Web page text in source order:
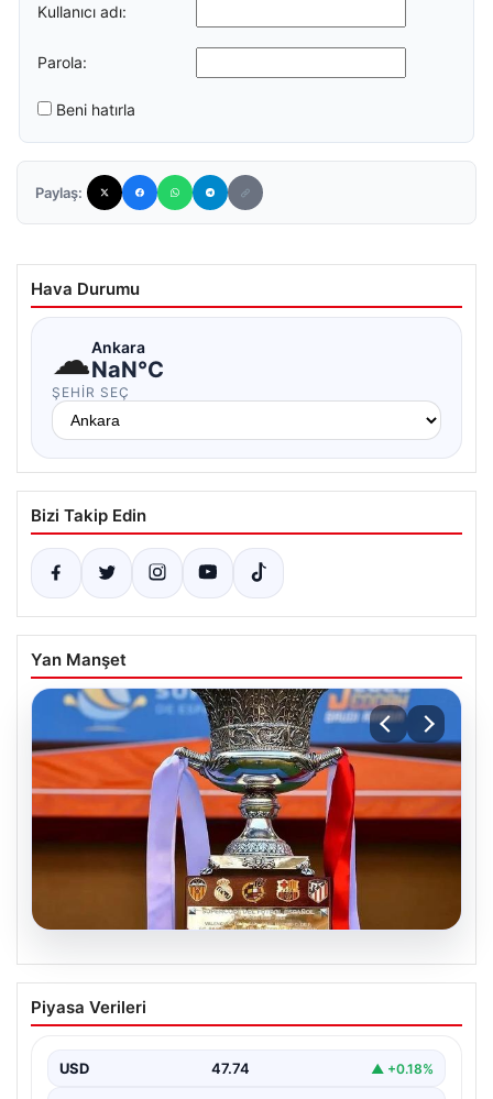
Kullanıcı adı:
Parola:
Beni hatırla
Paylaş:
Hava Durumu
☁Ankara
NaN°C
ŞEHIR SEÇ
Bizi Takip Edin
Yan Manşet
07.08.2026
İspanya Süper Kupası İstanbul’da
Heyecan Dalga Dalga Yayılıyor!
büyük bir organizasyona ev sahipliği yapmaya
hazırlanıyor. İspanya…
Piyasa Verileri
USD 47.74 ▲ +0.18%